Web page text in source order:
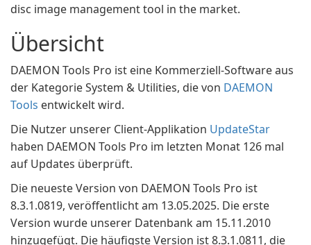
disc image management tool in the market.
Übersicht
DAEMON Tools Pro ist eine Kommerziell-Software aus
der Kategorie System & Utilities, die von DAEMON
Tools entwickelt wird.
Die Nutzer unserer Client-Applikation UpdateStar
haben DAEMON Tools Pro im letzten Monat 126 mal
auf Updates überprüft.
Die neueste Version von DAEMON Tools Pro ist
8.3.1.0819, veröffentlicht am 13.05.2025. Die erste
Version wurde unserer Datenbank am 15.11.2010
hinzugefügt. Die häufigste Version ist 8.3.1.0811, die